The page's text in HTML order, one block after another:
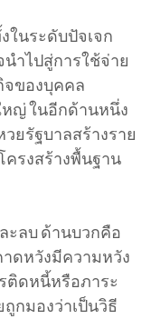
ในระดับปัจเจก
ำไปสู่การใช้จ่าย
จของบุคคล
หญ่ ในอีกด้านหนึ่ง
ยรัฐบาลสร้างราย
รงสร้างพื้นฐาน
ะลบ ด้านบวกคือ
ดหวังมีความหวัง
ติดหนี้หรือภาระ
กมองว่าเป็นวิธี